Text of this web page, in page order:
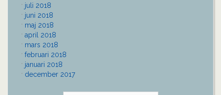
juli 2018
juni 2018
maj 2018
april 2018
mars 2018
februari 2018
januari 2018
december 2017